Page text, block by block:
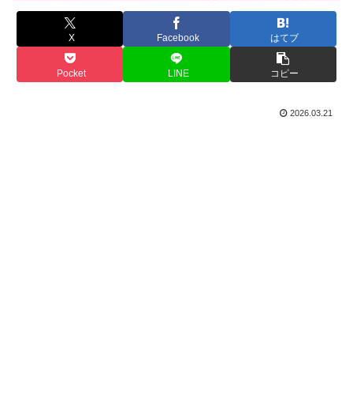
X Facebook はてブ
Pocket LINE コピー
2026.03.21